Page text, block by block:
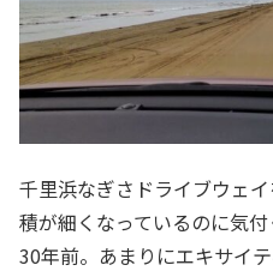
千里浜なぎさドライブウェ
積が細くなっているのに気
30年前。あまりにエキサイ